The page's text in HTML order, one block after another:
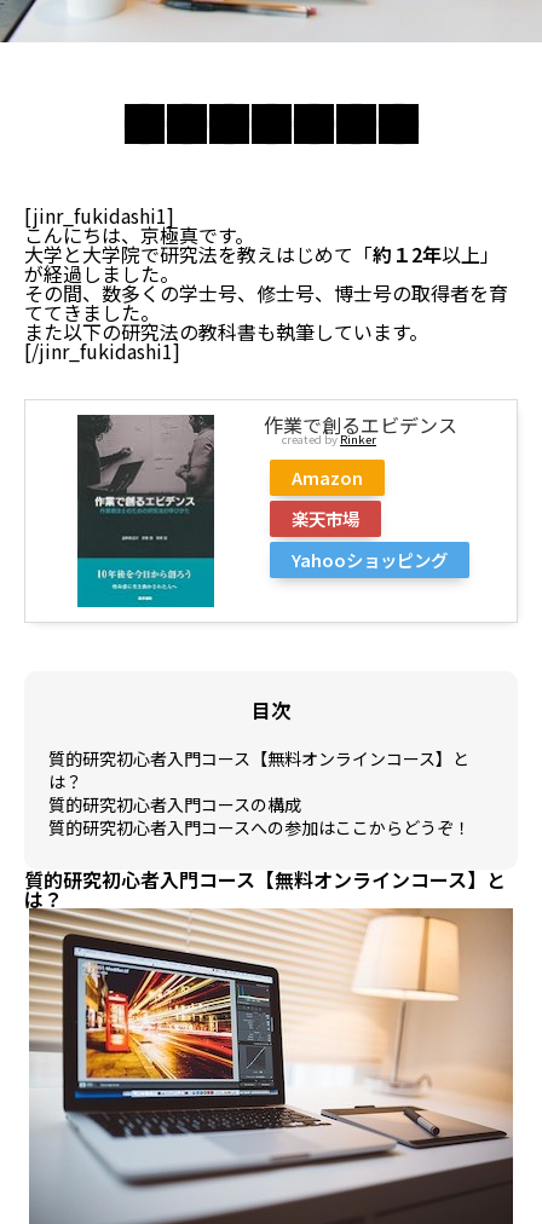
[jinr_fukidashi1]
こんにちは、京極真です。
大学と大学院で研究法を教えはじめて「約１2年以上」
が経過しました。
その間、数多くの学士号、修士号、博士号の取得者を育
ててきました。
また以下の研究法の教科書も執筆しています。
[/jinr_fukidashi1]
作業で創るエビデンス
created byRinker
Amazon
楽天市場
Yahooショッピング
目次
質的研究初心者入門コース【無料オンラインコース】と
は？
質的研究初心者入門コースの構成
質的研究初心者入門コースへの参加はここからどうぞ！
質的研究初心者入門コース【無料オンラインコース】と
は？